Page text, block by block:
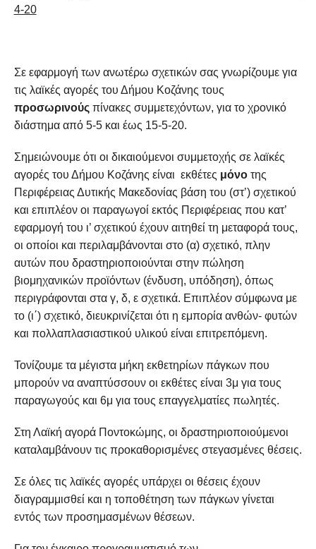
4-20
Σε εφαρμογή των ανωτέρω σχετικών σας γνωρίζουμε για
τις λαϊκές αγορές του Δήμου Κοζάνης τους
προσωρινούςπίνακες συμμετεχόντων, για το χρονικό
διάστημα από 5-5 και έως 15-5-20.
Σημειώνουμε ότι οι δικαιούμενοι συμμετοχής σε λαϊκές
αγορές του Δήμου Κοζάνης είναι εκθέτες μόνοτης
Περιφέρειας Δυτικής Μακεδονίας βάση του (στ’) σχετικού
και επιπλέον οι παραγωγοί εκτός Περιφέρειας που κατ’
εφαρμογή του ι’ σχετικού έχουν αιτηθεί τη μεταφορά τους,
οι οποίοι και περιλαμβάνονται στο (α) σχετικό, πλην
αυτών που δραστηριοποιούνται στην πώληση
βιομηχανικών προϊόντων (ένδυση, υπόδηση), όπως
περιγράφονται στα γ, δ, ε σχετικά. Επιπλέον σύμφωνα με
το (ι΄) σχετικό, διευκρινίζεται ότι η εμπορία ανθών- φυτών
και πολλαπλασιαστικού υλικού είναι επιτρεπόμενη.
Τονίζουμε τα μέγιστα μήκη εκθετηρίων πάγκων που
μπορούν να αναπτύσσουν οι εκθέτες είναι 3μ για τους
παραγωγούς και 6μ για τους επαγγελματίες πωλητές.
Στη Λαϊκή αγορά Ποντοκώμης, οι δραστηριοποιούμενοι
καταλαμβάνουν τις προκαθορισμένες στεγασμένες θέσεις.
Σε όλες τις λαϊκές αγορές υπάρχει οι θέσεις έχουν
διαγραμμισθεί και η τοποθέτηση των πάγκων γίνεται
εντός των προσημασμένων θέσεων.